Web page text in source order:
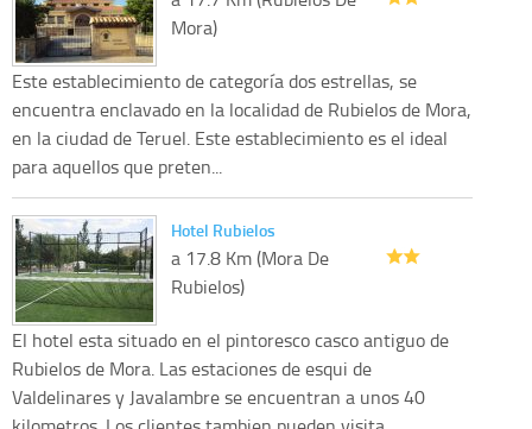
Mora)
Este establecimiento de categoría dos estrellas, se
encuentra enclavado en la localidad de Rubielos de Mora,
en la ciudad de Teruel. Este establecimiento es el ideal
para aquellos que preten...
Hotel Rubielos
a 17.8 Km (Mora De
Rubielos)
El hotel esta situado en el pintoresco casco antiguo de
Rubielos de Mora. Las estaciones de esqui de
Valdelinares y Javalambre se encuentran a unos 40